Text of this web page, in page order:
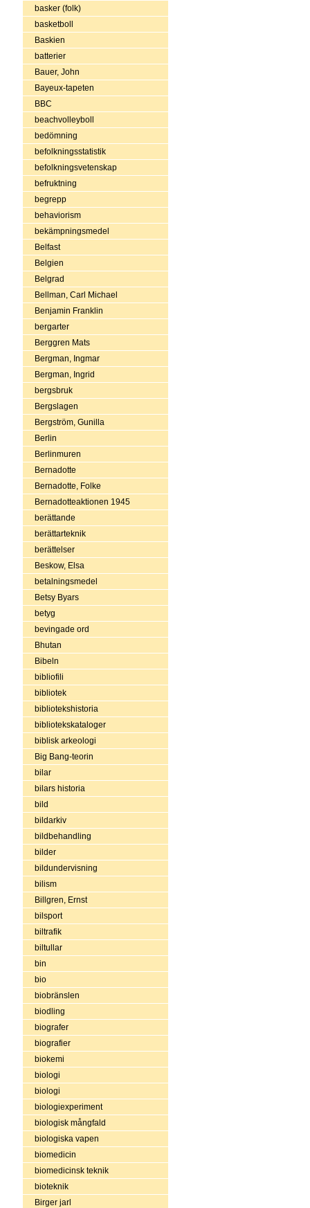
basker (folk)
basketboll
Baskien
batterier
Bauer, John
Bayeux-tapeten
BBC
beachvolleyboll
bedömning
befolkningsstatistik
befolkningsvetenskap
befruktning
begrepp
behaviorism
bekämpningsmedel
Belfast
Belgien
Belgrad
Bellman, Carl Michael
Benjamin Franklin
bergarter
Berggren Mats
Bergman, Ingmar
Bergman, Ingrid
bergsbruk
Bergslagen
Bergström, Gunilla
Berlin
Berlinmuren
Bernadotte
Bernadotte, Folke
Bernadotteaktionen 1945
berättande
berättarteknik
berättelser
Beskow, Elsa
betalningsmedel
Betsy Byars
betyg
bevingade ord
Bhutan
Bibeln
bibliofili
bibliotek
bibliotekshistoria
bibliotekskataloger
biblisk arkeologi
Big Bang-teorin
bilar
bilars historia
bild
bildarkiv
bildbehandling
bilder
bildundervisning
bilism
Billgren, Ernst
bilsport
biltrafik
biltullar
bin
bio
biobränslen
biodling
biografer
biografier
biokemi
biologi
biologi
biologiexperiment
biologisk mångfald
biologiska vapen
biomedicin
biomedicinsk teknik
bioteknik
Birger jarl